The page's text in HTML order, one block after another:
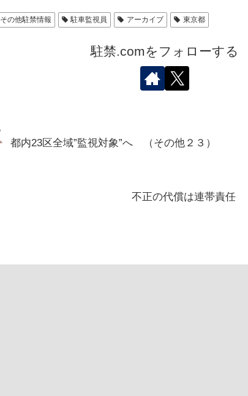
その他駐禁情報 駐車監視員 アーカイブ 東京都
駐禁.comをフォローする
都内23区全域”監視対象”へ （その他２３）
不正の代償は連帯責任